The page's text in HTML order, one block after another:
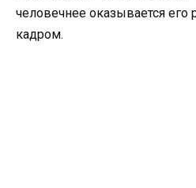
человечнее оказывается его
кадром.